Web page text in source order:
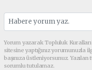
Yorum yazarak Topluluk
sitesine yaptığınız yorumunuzla
başınıza üstleniyorsunuz.
sorumlu tutulamaz.